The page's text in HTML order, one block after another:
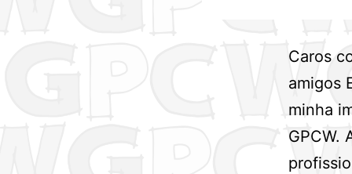
Caros
amigos
minha
GPCW.